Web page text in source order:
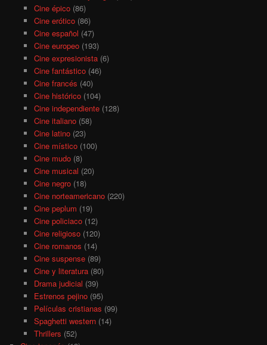
Cine épico(86)
Cine erótico(86)
Cine español (47)
Cine europeo(193)
Cine expresionista(6)
Cine fantástico(46)
Cine francés (40)
Cine histórico(104)
Cine independiente(128)
Cine italiano(58)
Cine latino(23)
Cine místico(100)
Cine mudo(8)
Cine musical (20)
Cine negro(18)
Cine norteamericano(220)
Cine peplum (19)
Cine policiaco(12)
Cine religioso(120)
Cine romanos (14)
Cine suspense(89)
Cine y literatura(80)
Drama judicial (39)
Estrenos pejino(95)
Películas cristianas (99)
Spaghetti western(14)
Thrillers (52)